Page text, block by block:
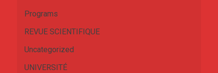
Programs
REVUE SCIENTIFIQUE
Uncategorized
UNIVERSITÉ